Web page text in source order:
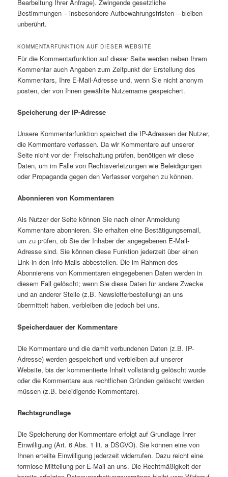
Bearbeitung Ihrer Anfrage). Zwingende gesetzliche
Bestimmungen – insbesondere Aufbewahrungsfristen – bleiben
unberührt.
KOMMENTARFUNKTION AUF DIESER WEBSITE
Für die Kommentarfunktion auf dieser Seite werden neben Ihrem
Kommentar auch Angaben zum Zeitpunkt der Erstellung des
Kommentars, Ihre E-Mail-Adresse und, wenn Sie nicht anonym
posten, der von Ihnen gewählte Nutzername gespeichert.
Speicherung der IP-Adresse
Unsere Kommentarfunktion speichert die IP-Adressen der Nutzer,
die Kommentare verfassen. Da wir Kommentare auf unserer
Seite nicht vor der Freischaltung prüfen, benötigen wir diese
Daten, um im Falle von Rechtsverletzungen wie Beleidigungen
oder Propaganda gegen den Verfasser vorgehen zu können.
Abonnieren von Kommentaren
Als Nutzer der Seite können Sie nach einer Anmeldung
Kommentare abonnieren. Sie erhalten eine Bestätigungsemail,
um zu prüfen, ob Sie der Inhaber der angegebenen E-Mail-
Adresse sind. Sie können diese Funktion jederzeit über einen
Link in den Info-Mails abbestellen. Die im Rahmen des
Abonnierens von Kommentaren eingegebenen Daten werden in
diesem Fall gelöscht; wenn Sie diese Daten für andere Zwecke
und an anderer Stelle (z.B. Newsletterbestellung) an uns
übermittelt haben, verbleiben die jedoch bei uns.
Speicherdauer der Kommentare
Die Kommentare und die damit verbundenen Daten (z.B. IP-
Adresse) werden gespeichert und verbleiben auf unserer
Website, bis der kommentierte Inhalt vollständig gelöscht wurde
oder die Kommentare aus rechtlichen Gründen gelöscht werden
müssen (z.B. beleidigende Kommentare).
Rechtsgrundlage
Die Speicherung der Kommentare erfolgt auf Grundlage Ihrer
Einwilligung (Art. 6 Abs. 1 lit. a DSGVO). Sie können eine von
Ihnen erteilte Einwilligung jederzeit widerrufen. Dazu reicht eine
formlose Mitteilung per E-Mail an uns. Die Rechtmäßigkeit der